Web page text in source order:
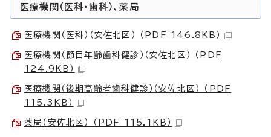
医療機関（医科・歯科）、薬局
医療機関（医科）（安佐北区） （PDF 146.8KB）
医療機関（節目年齢歯科健診）（安佐北区） （PDF
124.9KB）
医療機関（後期高齢者歯科健診）（安佐北区） （PDF
115.3KB）
薬局（安佐北区） （PDF 115.1KB）